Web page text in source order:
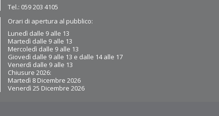
Tel.: 059 203 4105
Orari di apertura al pubblico:
Lunedì dalle 9 alle 13
Martedì dalle 9 alle 13
Mercoledì dalle 9 alle 13
Giovedì dalle 9 alle 13 e dalle 14 alle 17
Venerdì dalle 9 alle 13
Chiusure 2026:
Martedì 8 Dicembre 2026
Venerdì 25 Dicembre 2026